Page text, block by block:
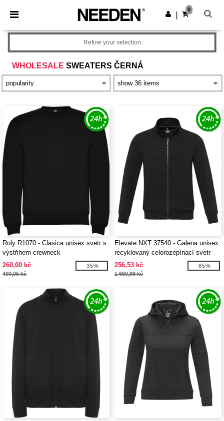
× Aplikace Needen
Lepší ceny v aplikaci!
Stáhnout app
0
WHOLESALE SWEATERS ČERNÁ
Refine your selection
Roly R1070 - Clasica unisex svetr s
výstřihem crewneck
260,00 kč
400,05 kč
-35%
Elevate NXT 37540 - Galena unisex
recyklovaný celorozepínací svetr
256,53 kč
1 660,99 kč
-85%